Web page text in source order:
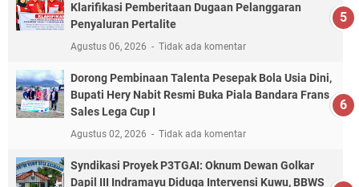
Klarifikasi Pemberitaan Dugaan Pelanggaran
Penyaluran Pertalite
Agustus 06, 2026 Tidak ada komentar
Dorong Pembinaan Talenta Pesepak Bola Usia Dini,
Bupati Hery Nabit Resmi Buka Piala Bandara Frans
Sales Lega Cup I
Agustus 02, 2026 Tidak ada komentar
Syndikasi Proyek P3TGAI: Oknum Dewan Golkar
Dapil III Indramayu Diduga Intervensi Kuwu, BBWS